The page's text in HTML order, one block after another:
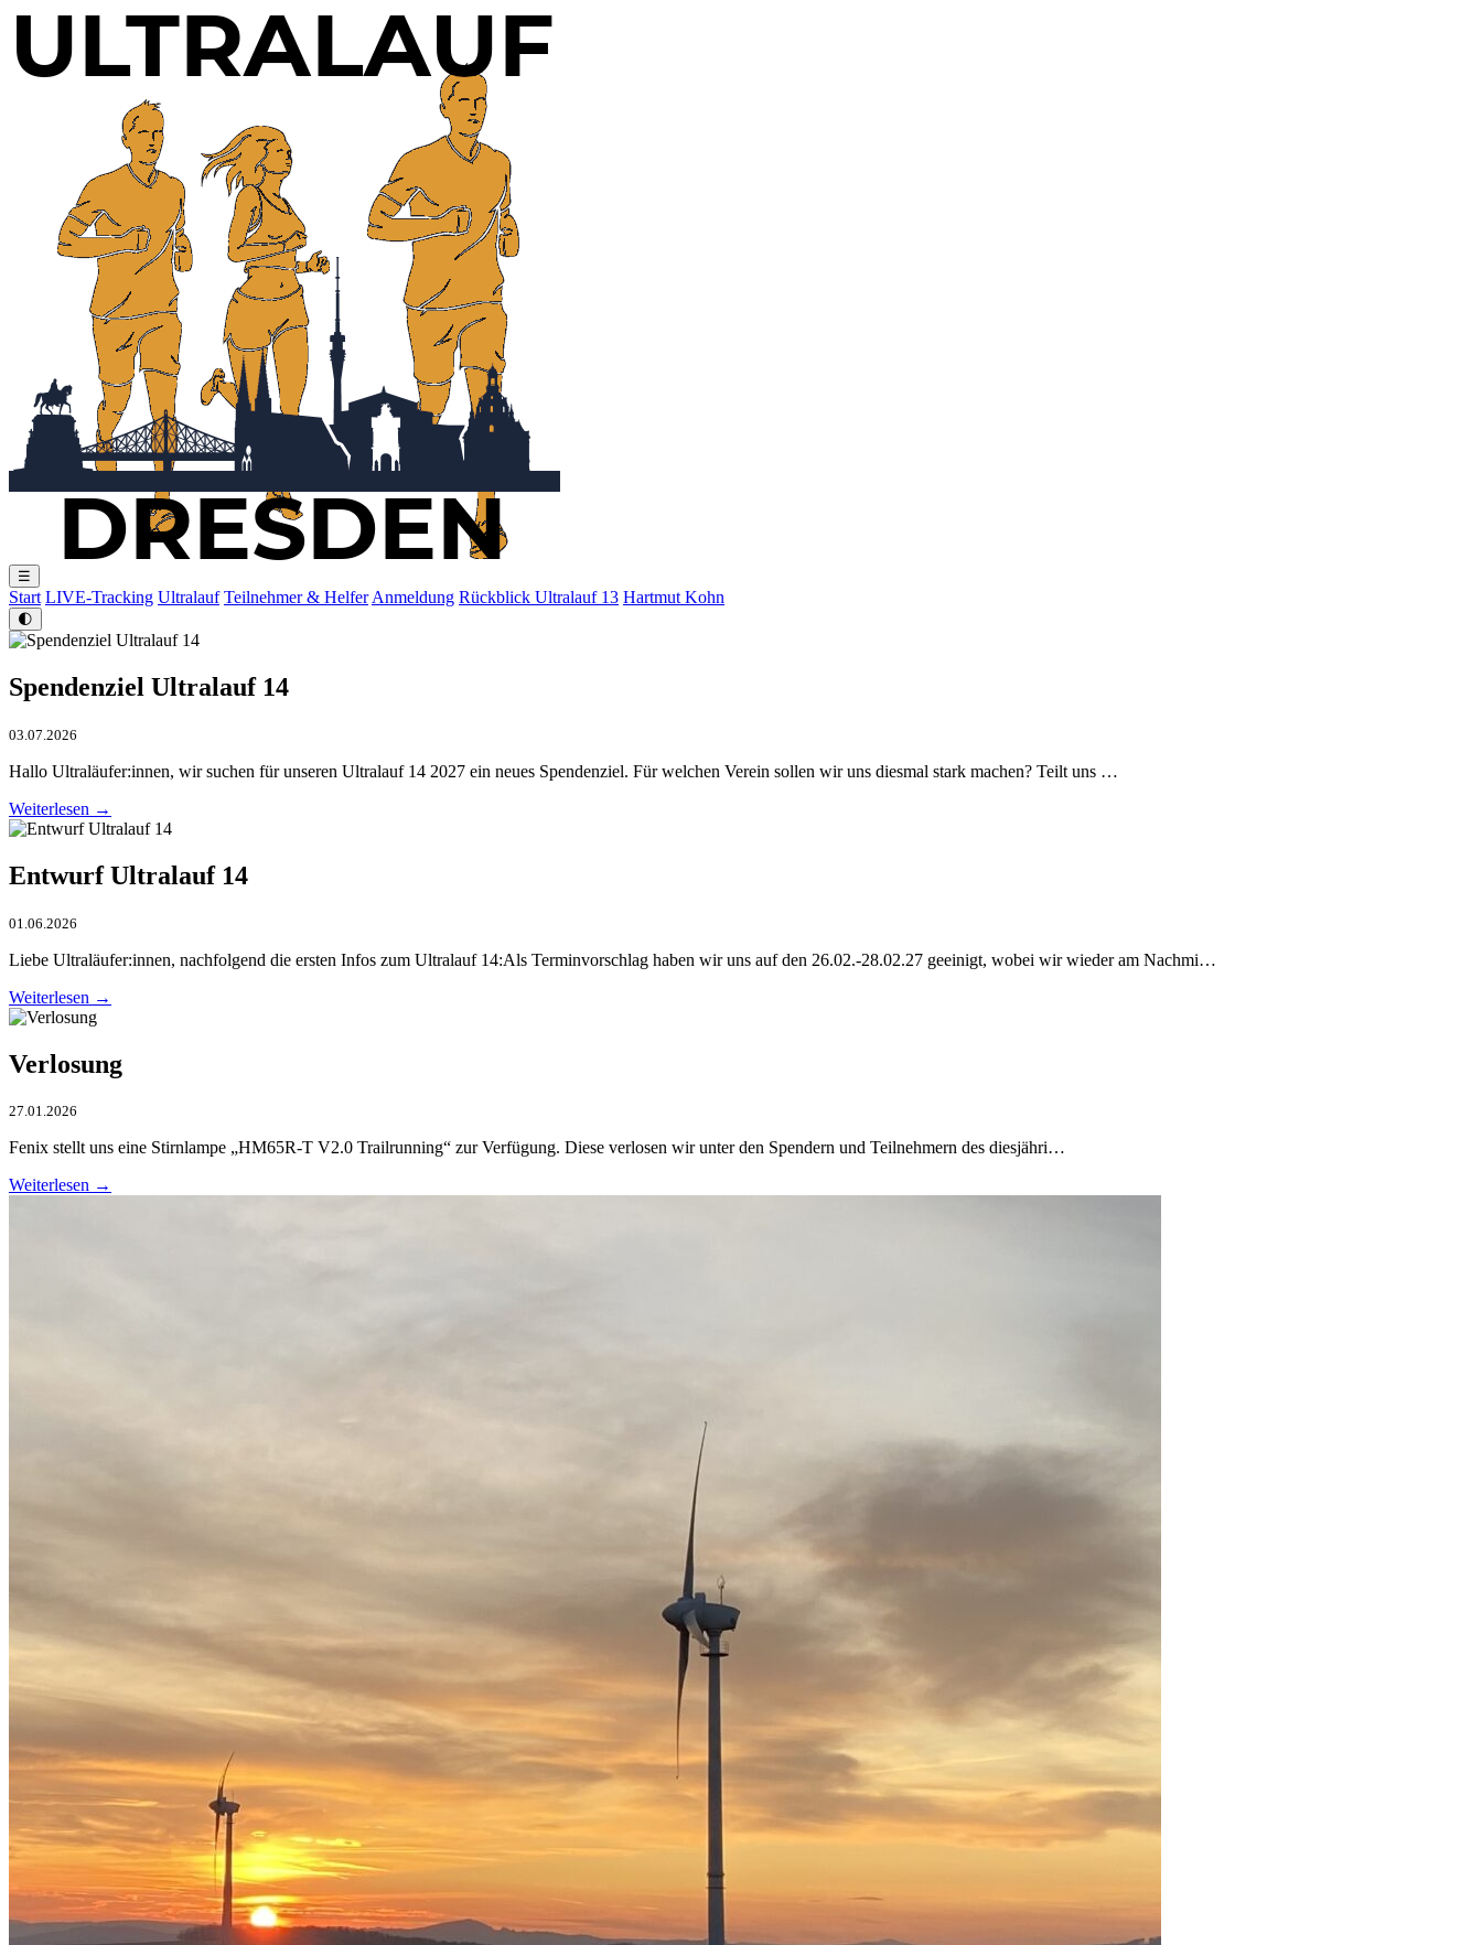
☰
Start LIVE-Tracking Ultralauf Teilnehmer & Helfer Anmeldung Rückblick Ultralauf 13 Hartmut Kohn
🌓
Spendenziel Ultralauf 14
03.07.2026
Hallo Ultraläufer:innen, wir suchen für unseren Ultralauf 14 2027 ein neues Spendenziel. Für welchen Verein sollen wir uns diesmal stark machen? Teilt uns …
Weiterlesen →
Entwurf Ultralauf 14
01.06.2026
Liebe Ultraläufer:innen, nachfolgend die ersten Infos zum Ultralauf 14:Als Terminvorschlag haben wir uns auf den 26.02.-28.02.27 geeinigt, wobei wir wieder am Nachmi…
Weiterlesen →
Verlosung
27.01.2026
Fenix stellt uns eine Stirnlampe „HM65R-T V2.0 Trailrunning“ zur Verfügung. Diese verlosen wir unter den Spendern und Teilnehmern des diesjähri…
Weiterlesen →